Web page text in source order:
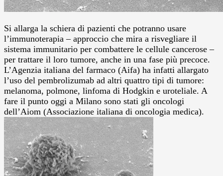
Si allarga la schiera di pazienti che potranno usare
l’immunoterapia – approccio che mira a risvegliare il
sistema immunitario per combattere le cellule cancerose –
per trattare il loro tumore, anche in una fase più precoce.
L’Agenzia italiana del farmaco (Aifa) ha infatti allargato
l’uso del pembrolizumab ad altri quattro tipi di tumore:
melanoma, polmone, linfoma di Hodgkin e uroteliale. A
fare il punto oggi a Milano sono stati gli oncologi
dell’Aiom (Associazione italiana di oncologia medica).